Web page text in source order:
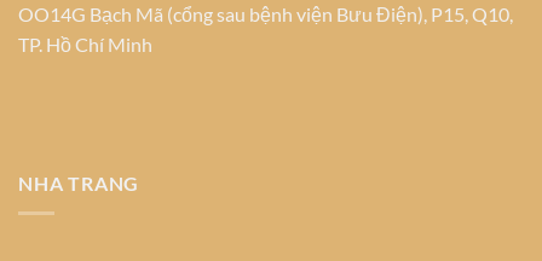
OO14G Bạch Mã (cổng sau bệnh viện Bưu Điện), P15, Q10,
TP. Hồ Chí Minh
NHA TRANG